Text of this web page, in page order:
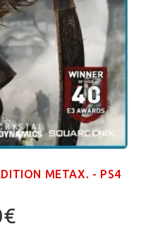
ΜΕΤΑΧ. - PS4